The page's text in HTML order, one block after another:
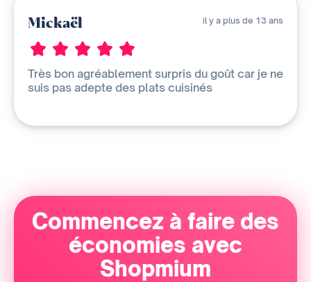
Mickaël il y a plus de 13 ans
Très bon agréablement surpris du goût car je ne
suis pas adepte des plats cuisinés
Commencez à faire des
économies avec
Shopmium